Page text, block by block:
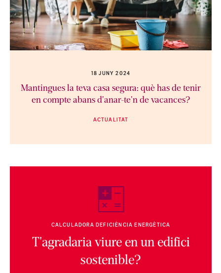
18 JUNY 2024
Mantingues la teva casa segura: què has de tenir
en compte abans d'anar-te'n de vacances?
ACTUALITAT
CALCULADORA DEFICIÈNCIA ENERGÈTICA
T'agradaria viure en un edifici
sostenible?